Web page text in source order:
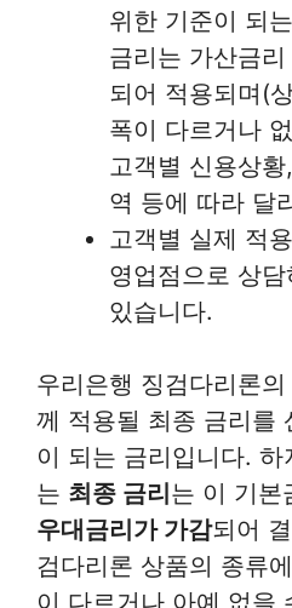
위한 기준이 되
금리는 가산금
되어 적용되며(
폭이 다르거나
고객별 신용상
역 등에 따라 달
고객별 실제 적
영업점으로 상
있습니다.
우리은행 징검다리론의
께 적용될 최종 금리를
이 되는 금리입니다.
는 최종 금리는 이 기본
우대금리가 가감되어
검다리론 상품의 종류
이 다르거나 아예 없을